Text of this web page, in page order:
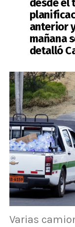
desde
anterior
mañana
detalló
Varias